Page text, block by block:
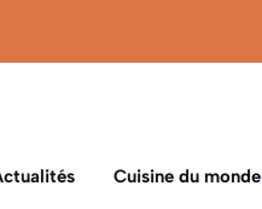
Cuisine du monde